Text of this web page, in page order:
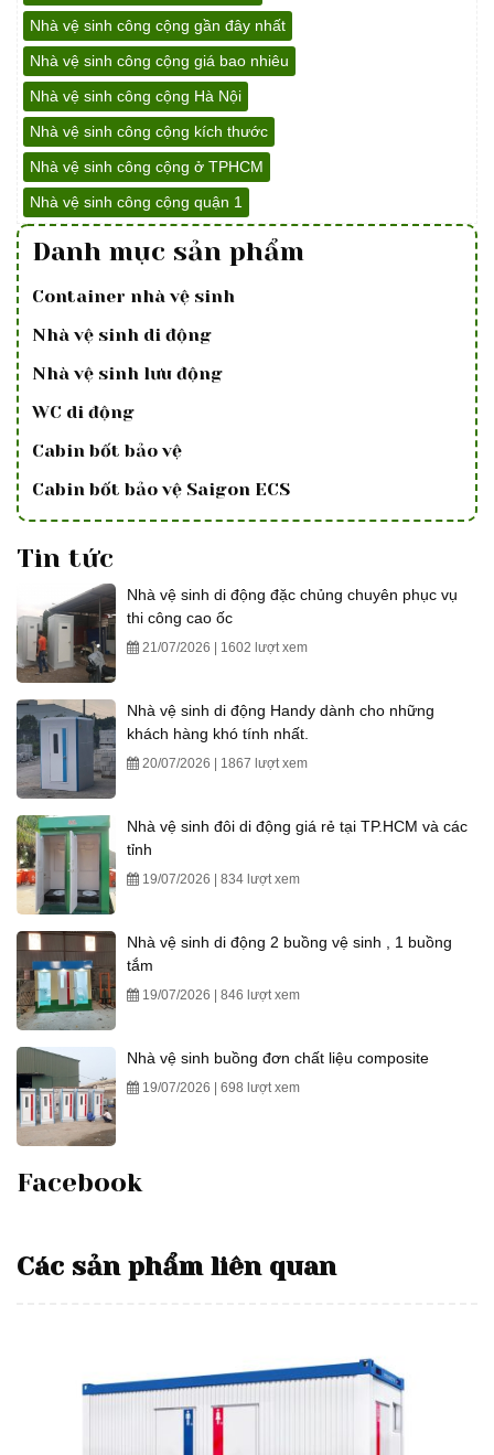
Nhà vệ sinh công cộng gần đây nhất
Nhà vệ sinh công cộng giá bao nhiêu
Nhà vệ sinh công cộng Hà Nội
Nhà vệ sinh công cộng kích thước
Nhà vệ sinh công cộng ở TPHCM
Nhà vệ sinh công cộng quận 1
Danh mục sản phẩm
Container nhà vệ sinh
Nhà vệ sinh di động
Nhà vệ sinh lưu động
WC di động
Cabin bốt bảo vệ
Cabin bốt bảo vệ Saigon ECS
Tin tức
Nhà vệ sinh di động đặc chủng chuyên phục vụ
thi công cao ốc
21/07/2026 | 1602 lượt xem
Nhà vệ sinh di động Handy dành cho những
khách hàng khó tính nhất.
20/07/2026 | 1867 lượt xem
Nhà vệ sinh đôi di động giá rẻ tại TP.HCM và các
tỉnh
19/07/2026 | 834 lượt xem
Nhà vệ sinh di động 2 buồng vệ sinh , 1 buồng
tắm
19/07/2026 | 846 lượt xem
Nhà vệ sinh buồng đơn chất liệu composite
19/07/2026 | 698 lượt xem
Facebook
Các sản phẩm liên quan